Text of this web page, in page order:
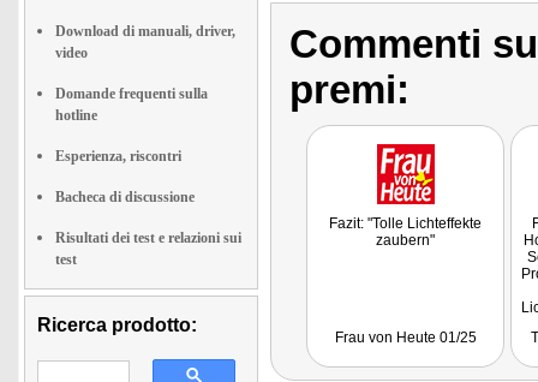
Download di manuali, driver,
video
Domande frequenti sulla
hotline
Esperienza, riscontri
Bacheca di discussione
Risultati dei test e relazioni sui
test
Ricerca prodotto:
Commenti
premi:
Fazit: "Tolle Lichteffekte
zaubern"
Frau von Heute 01/25